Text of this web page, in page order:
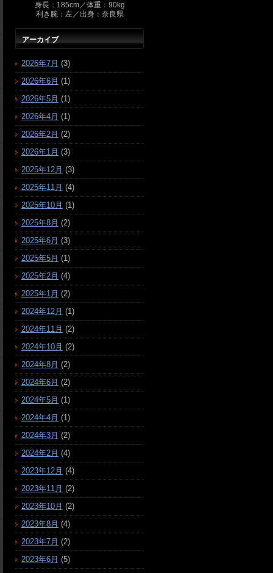
身長：185cm／体重：90kg
利き腕：左／出身：奈良県
アーカイブ
2026年7月 (3)
2026年6月 (1)
2026年5月 (1)
2026年4月 (1)
2026年2月 (2)
2026年1月 (3)
2025年12月 (3)
2025年11月 (4)
2025年10月 (1)
2025年8月 (2)
2025年6月 (3)
2025年5月 (1)
2025年2月 (4)
2025年1月 (2)
2024年12月 (1)
2024年11月 (2)
2024年10月 (2)
2024年8月 (2)
2024年6月 (2)
2024年5月 (1)
2024年4月 (1)
2024年3月 (2)
2024年2月 (4)
2023年12月 (4)
2023年11月 (2)
2023年10月 (2)
2023年8月 (4)
2023年7月 (2)
2023年6月 (5)